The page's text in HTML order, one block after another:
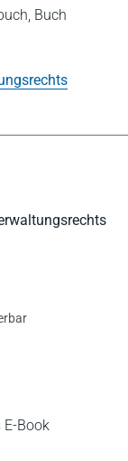
Buch
E-Book